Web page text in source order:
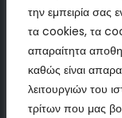
την εμπειρία σας
τα cookies, τα
απαραίτητα
καθώς είναι
λειτουργιών του
τρίτων που μας
Επικοινωνία
210 57 23
694 85 45